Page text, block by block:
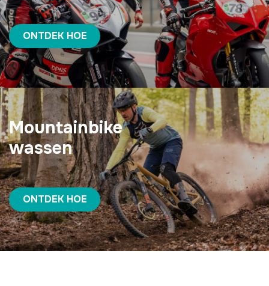
ONTDEK HOE
Mountainbike
wassen
ONTDEK HOE